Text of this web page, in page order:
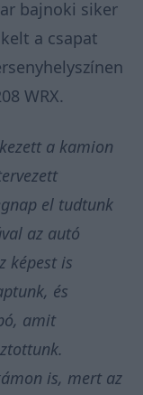
bajnoki siker
a csapat
WRX.
a kamion
el tudtunk
az autó
képest is
és
amit
is, mert az